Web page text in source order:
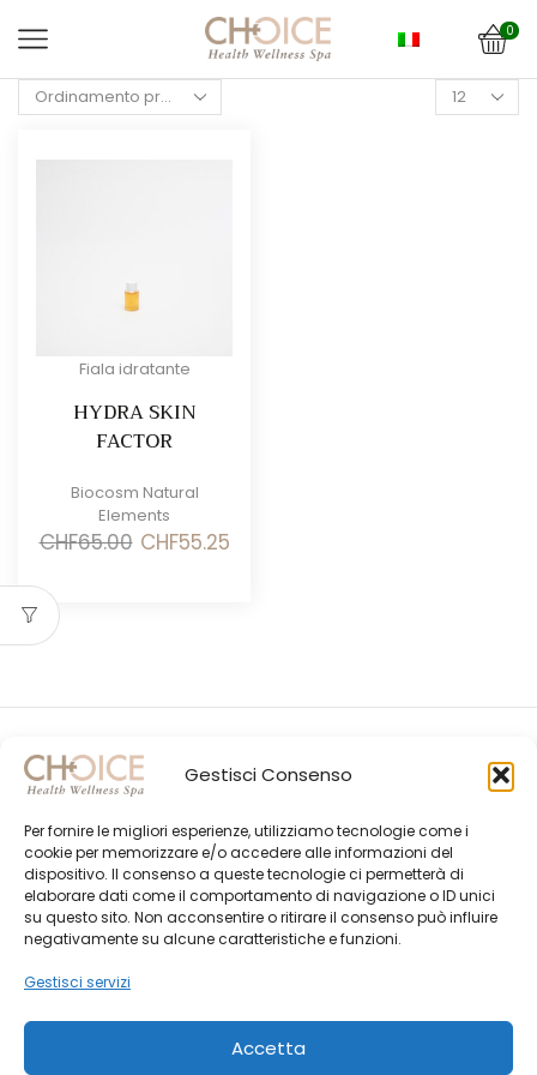
Gestisci Consenso
Per fornire le migliori esperienze, utilizziamo tecnologie come i
cookie per memorizzare e/o accedere alle informazioni del
dispositivo. Il consenso a queste tecnologie ci permetterà di
elaborare dati come il comportamento di navigazione o ID unici
su questo sito. Non acconsentire o ritirare il consenso può influire
negativamente su alcune caratteristiche e funzioni.
Gestisci servizi
Accetta
0
Products
per
Fiala idratante
HYDRA SKIN
FACTOR
Biocosm Natural
Elements
CHF65.00 IlCHF55.25Il
Gli Ultimi Post
Choice Shop Newsletter